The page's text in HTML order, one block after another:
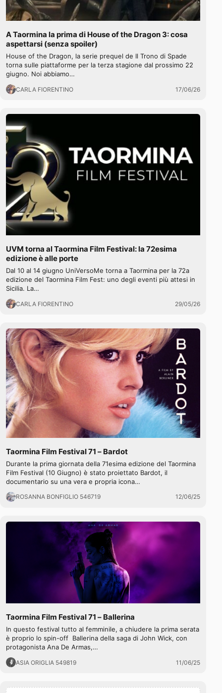
A Taormina la prima di House of the Dragon 3: cosa
aspettarsi (senza spoiler)
House of the Dragon, la serie prequel de Il Trono di Spade
torna sulle piattaforme per la terza stagione dal prossimo 22
giugno. Noi abbiamo…
CARLA FIORENTINO 17/06/26
UVM torna al Taormina Film Festival: la 72esima
edizione è alle porte
Dal 10 al 14 giugno UniVersoMe torna a Taormina per la 72a
edizione del Taormina Film Fest: uno degli eventi più attesi in
Sicilia. La…
CARLA FIORENTINO 29/05/26
Taormina Film Festival 71 – Bardot
Durante la prima giornata della 71esima edizione del Taormina
Film Festival (10 Giugno) è stato proiettato Bardot, il
documentario su una vera e propria icona…
ROSANNA BONFIGLIO 546719 12/06/25
Taormina Film Festival 71 – Ballerina
In questo festival tutto al femminile, a chiudere la prima serata
è proprio lo spin-off Ballerina della saga di John Wick, con
protagonista Ana De Armas,…
ASIA ORIGLIA 549819 11/06/25